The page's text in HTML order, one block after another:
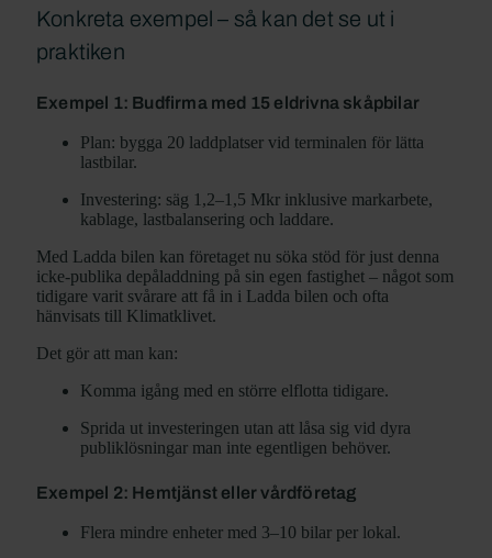
Konkreta exempel – så kan det se ut i
praktiken
Exempel 1: Budfirma med 15 eldrivna skåpbilar
Plan: bygga 20 laddplatser vid terminalen för lätta
lastbilar.
Investering: säg 1,2–1,5 Mkr inklusive markarbete,
kablage, lastbalansering och laddare.
Med Ladda bilen kan företaget nu söka stöd för just denna
icke-publika depåladdning på sin egen fastighet – något som
tidigare varit svårare att få in i Ladda bilen och ofta
hänvisats till Klimatklivet.
Det gör att man kan:
Komma igång med en större elflotta tidigare.
Sprida ut investeringen utan att låsa sig vid dyra
publiklösningar man inte egentligen behöver.
Exempel 2: Hemtjänst eller vårdföretag
Flera mindre enheter med 3–10 bilar per lokal.